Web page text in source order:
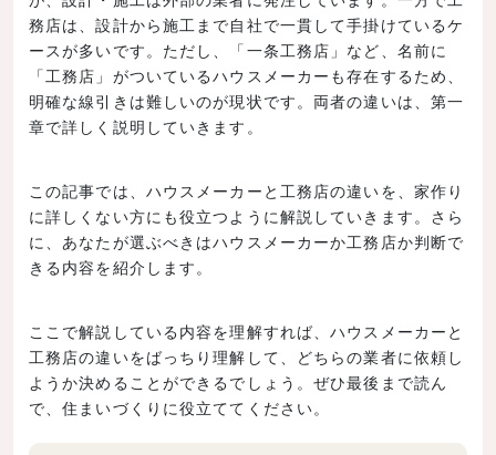
務店は、設計から施工まで自社で一貫して手掛けているケ
ースが多いです。ただし、「一条工務店」など、名前に
「工務店」がついているハウスメーカーも存在するため、
明確な線引きは難しいのが現状です。両者の違いは、第一
章で詳しく説明していきます。
この記事では、ハウスメーカーと工務店の違いを、家作り
に詳しくない方にも役立つように解説していきます。さら
に、あなたが選ぶべきはハウスメーカーか工務店か判断で
きる内容を紹介します。
ここで解説している内容を理解すれば、ハウスメーカーと
工務店の違いをばっちり理解して、どちらの業者に依頼し
ようか決めることができるでしょう。ぜひ最後まで読ん
で、住まいづくりに役立ててください。